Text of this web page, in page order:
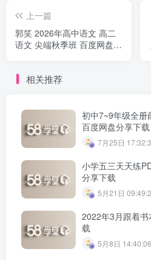
上一篇
郭笑 2026年高中语文 高二
语文 尖端秋季班 百度网盘下
相关推荐
初中7~9年级全册
百度网盘分享下载
7月25日
小学五三天天练
分享下载
5月21日
2022年3月跟着
载
5月8日 14:40:06